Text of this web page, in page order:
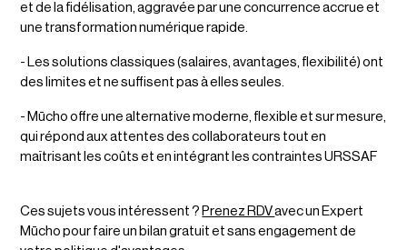
et de la fidélisation, aggravée par une concurrence accrue et
une transformation numérique rapide.
- Les solutions classiques (salaires, avantages, flexibilité) ont
des limites et ne suffisent pas à elles seules.
- Mūcho offre une alternative moderne, flexible et sur mesure,
qui répond aux attentes des collaborateurs tout en
maîtrisant les coûts et en intégrant les contraintes URSSAF
Ces sujets vous intéressent ? Prenez RDVavec un Expert
Mūcho pour faire un bilan gratuit et sans engagement de